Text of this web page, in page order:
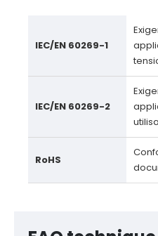
IEC/EN 60269-1
IEC/EN 60269-2
RoHS